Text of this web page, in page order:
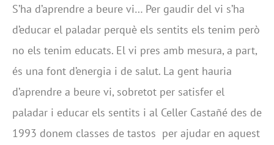
S’ha d’aprendre a beure vi… Per gaudir del vi s’ha
d’educar el paladar perquè els sentits els tenim però
no els tenim educats. El vi pres amb mesura, a part,
és una font d’energia i de salut. La gent hauria
d’aprendre a beure vi, sobretot per satisfer el
paladar i educar els sentits i al Celler Castañé des de
1993 donem classes de tastos per ajudar en aquest